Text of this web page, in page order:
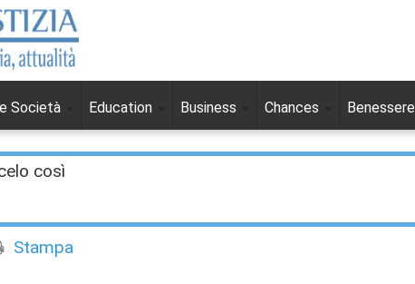
Società Education Business Chances Benessere
così
Stampa